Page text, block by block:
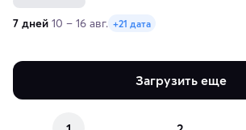
7 дней 10 – 16 авг. +21 дата
Загрузить еще